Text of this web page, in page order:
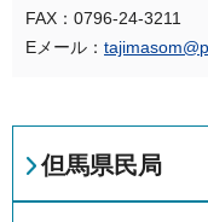
FAX：0796-24-3211
Eメール：
但馬県民局